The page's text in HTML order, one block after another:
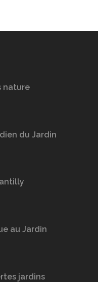
nature
du Jardin
au Jardin
jardins